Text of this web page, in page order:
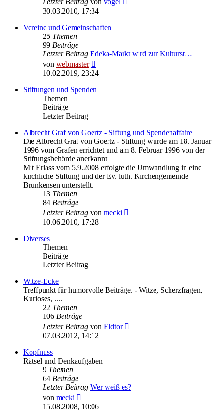
Letzter Beitrag von vogel
30.03.2010, 17:34
Vereine und Gemeinschaften
25 Themen
99 Beiträge
Letzter Beitrag Edeka-Markt wird zur Kulturst…
von webmaster
Beitrag
10.02.2019, 23:24
Stiftungen und Spenden
Themen
Beiträge
Letzter Beitrag
Albrecht Graf von Goertz - Siftung und Spendenaffaire
Die Albrecht Graf von Goertz - Stiftung wurde am 18. Januar
1996 vom Grafen errichtet und am 8. Februar 1996 von der
Stiftungsbehörde anerkannt.
Mit Erlass vom 5.9.2008 erfolgte die Umwandlung in eine
kirchliche Stiftung und der Ev. luth. Kirchengemeinde
Brunkensen unterstellt.
13 Themen
84 Beiträge
Letzter Beitrag von mecki
10.06.2010, 17:28
Diverses
Themen
Beiträge
Letzter Beitrag
Witze-Ecke
Treffpunkt für humorvolle Beiträge. - Witze, Scherzfragen,
Kurioses, ....
22 Themen
106 Beiträge
Letzter Beitrag von Eldtor
07.03.2012, 14:12
Kopfnuss
Rätsel und Denkaufgaben
9 Themen
64 Beiträge
Letzter Beitrag Wer weiß es?
von mecki
Beitrag
15.08.2008, 10:06